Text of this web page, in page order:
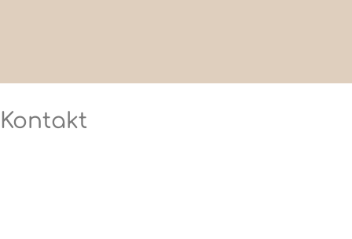
Kontakt